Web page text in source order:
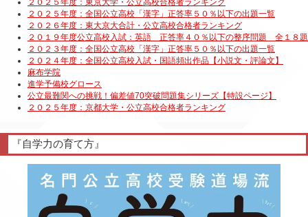
『自学力の育て方』